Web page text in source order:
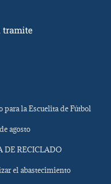
tramite
la Escuelita de Fútbol
agosto
DE RECICLADO
el abastecimiento